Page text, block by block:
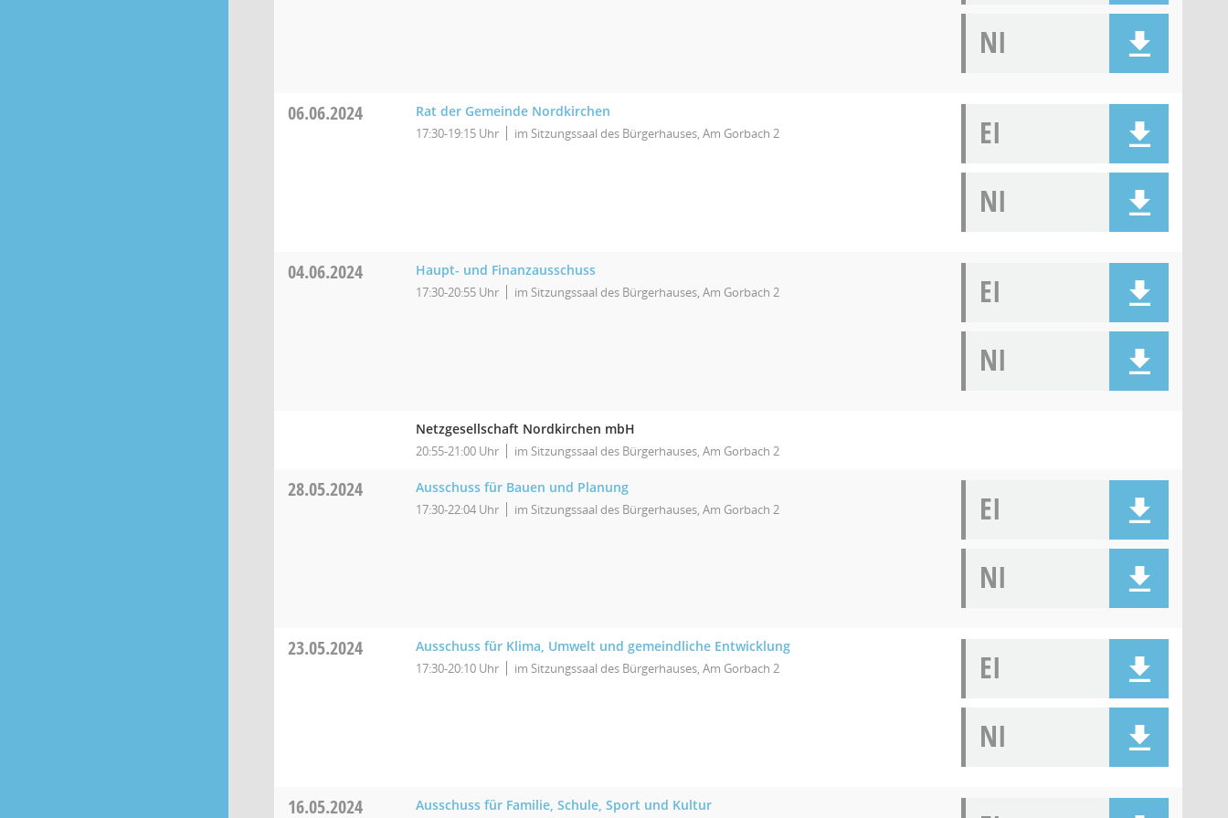
NI
06.06.2024 Rat der Gemeinde Nordkirchen
17:30-19:15 Uhr im Sitzungssaal des Bürgerhauses, Am Gorbach 2
EI
NI
04.06.2024 Haupt- und Finanzausschuss
17:30-20:55 Uhr im Sitzungssaal des Bürgerhauses, Am Gorbach 2
EI
NI
Netzgesellschaft Nordkirchen mbH
20:55-21:00 Uhr im Sitzungssaal des Bürgerhauses, Am Gorbach 2
28.05.2024 Ausschuss für Bauen und Planung
17:30-22:04 Uhr im Sitzungssaal des Bürgerhauses, Am Gorbach 2
EI
NI
23.05.2024 Ausschuss für Klima, Umwelt und gemeindliche Entwicklung
17:30-20:10 Uhr im Sitzungssaal des Bürgerhauses, Am Gorbach 2
EI
NI
16.05.2024 Ausschuss für Familie, Schule, Sport und Kultur